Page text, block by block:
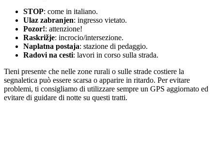
STOP: come in italiano.
Ulaz zabranjen: ingresso vietato.
Pozor!: attenzione!
Raskrižje: incrocio/intersezione.
Naplatna postaja: stazione di pedaggio.
Radovi na cesti: lavori in corso sulla strada.
Tieni presente che nelle zone rurali o sulle strade costiere la
segnaletica può essere scarsa o apparire in ritardo. Per evitare
problemi, ti consigliamo di utilizzare sempre un GPS aggiornato ed
evitare di guidare di notte su questi tratti.